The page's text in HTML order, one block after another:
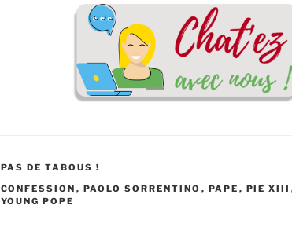
CATÉGORIES
PAS DE TABOUS !
ÉTIQUETTES
CONFESSION , PAOLO SORRENTINO , PAPE , PIE XIII
YOUNG POPE